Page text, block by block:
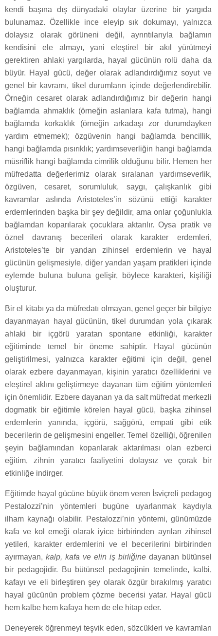
kendi başına dış dünyadaki olaylar üzerine bir yargıda
bulunamaz. Özellikle ince eleyip sık dokumayı, yalnızca
dolaysız olarak görüneni değil, ayrıntılarıyla bağlamın
kendisini ele almayı, yani eleştirel bir akıl yürütmeyi
gerektiren ahlaki yargılarda, hayal gücünün rolü daha da
büyür. Hayal gücü, değer olarak adlandırdığımız soyut ve
genel bir kavramı, tikel durumların içinde değerlendirebilir.
Örneğin cesaret olarak adlandırdığımız bir değerin hangi
bağlamda ahmaklık (örneğin aslanlara kafa tutma), hangi
bağlamda korkaklık (örneğin arkadaşı zor durumdayken
yardım etmemek); özgüvenin hangi bağlamda bencillik,
hangi bağlamda pısırıklık; yardımseverliğin hangi bağlamda
müsriflik hangi bağlamda cimrilik olduğunu bilir. Hemen her
müfredatta değerlerimiz olarak sıralanan yardımseverlik,
özgüven, cesaret, sorumluluk, saygı, çalışkanlık gibi
kavramlar aslında Aristoteles’in sözünü ettiği karakter
erdemlerinden başka bir şey değildir, ama onlar çoğunlukla
bağlamdan koparılarak çocuklara aktarılır. Oysa pratik ve
öznel davranış becerileri olarak karakter erdemleri,
Aristoteles’te bir yandan zihinsel erdemlerin ve hayal
gücünün gelişmesiyle, diğer yandan yaşam pratikleri içinde
eylemde buluna buluna gelişir, böylece karakteri, kişiliği
oluşturur.
Bir el kitabı ya da müfredatı olmayan, genel geçer bir bilgiye
dayanmayan hayal gücünün, tikel durumdan yola çıkarak
ahlaki bir içgörü yaratan spontane etkinliği, karakter
eğitiminde temel bir öneme sahiptir. Hayal gücünün
geliştirilmesi, yalnızca karakter eğitimi için değil, genel
olarak ezbere dayanmayan, kişinin yaratıcı özelliklerini ve
eleştirel aklını geliştirmeye dayanan tüm eğitim yöntemleri
için önemlidir. Ezbere dayanan ya da salt müfredat merkezli
dogmatik bir eğitimle körelen hayal gücü, başka zihinsel
erdemlerin yanında, içgörü, sağgörü, empati gibi etik
becerilerin de gelişmesini engeller. Temel özelliği, öğrenilen
şeyin bağlamından koparılarak aktarılması olan ezberci
eğitim, zihnin yaratıcı faaliyetini dolaysız ve çorak bir
etkinliğe indirger.
Eğitimde hayal gücüne büyük önem veren İsviçreli pedagog
Pestalozzi’nin yöntemleri bugüne uyarlanmak kaydıyla
ilham kaynağı olabilir. Pestalozzi’nin yöntemi, günümüzde
kafa ve kol emeği olarak iyice birbirinden ayrılan zihinsel
yetileri, karakter erdemlerini ve el becerilerini birbirinden
ayırmayan, kalp, kafa ve elin iş birliğinedayanan bütünsel
bir pedagojidir. Bu bütünsel pedagojinin temelinde, kalbi,
kafayı ve eli birleştiren şey olarak özgür bırakılmış yaratıcı
hayal gücünün problem çözme becerisi yatar. Hayal gücü
hem kalbe hem kafaya hem de ele hitap eder.
Deneyerek öğrenmeyi teşvik eden, sözcükleri ve kavramları